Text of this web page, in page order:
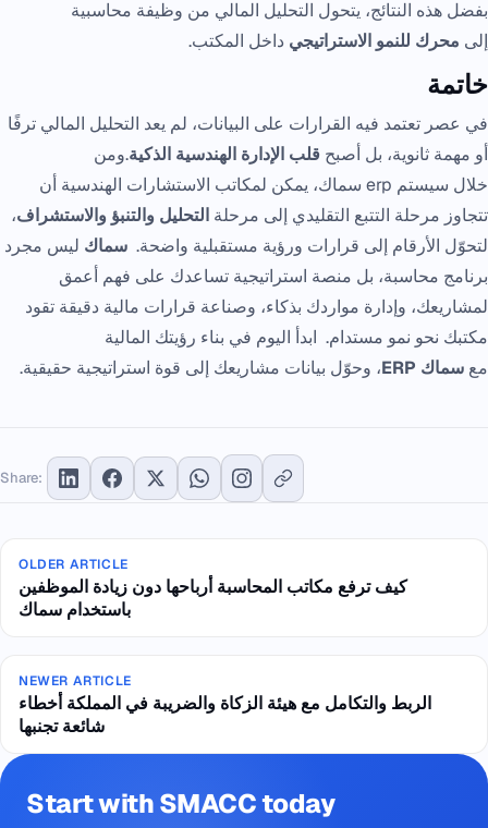
بفضل هذه النتائج، يتحول التحليل المالي من وظيفة محاسبية
إلى محرك للنمو الاستراتيجي داخل المكتب.
خاتمة
في عصر تعتمد فيه القرارات على البيانات، لم يعد التحليل المالي ترفًا
أو مهمة ثانوية، بل أصبح قلب الإدارة الهندسية الذكية.ومن
خلال سيستم erp سماك، يمكن لمكاتب الاستشارات الهندسية أن
تتجاوز مرحلة التتبع التقليدي إلى مرحلة التحليل والتنبؤ والاستشراف،
لتحوّل الأرقام إلى قرارات ورؤية مستقبلية واضحة. سماك ليس مجرد
برنامج محاسبة، بل منصة استراتيجية تساعدك على فهم أعمق
لمشاريعك، وإدارة مواردك بذكاء، وصناعة قرارات مالية دقيقة تقود
مكتبك نحو نمو مستدام. ابدأ اليوم في بناء رؤيتك المالية
مع سماك ERP ، وحوّل بيانات مشاريعك إلى قوة استراتيجية حقيقية.
Share:
OLDER ARTICLE
كيف ترفع مكاتب المحاسبة أرباحها دون زيادة الموظفين
باستخدام سماك
NEWER ARTICLE
الربط والتكامل مع هيئة الزكاة والضريبة في المملكة أخطاء
شائعة تجنبها
Start with SMACC today